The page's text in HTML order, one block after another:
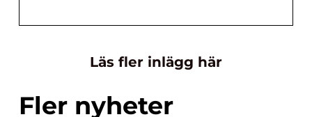
Läs fler inlägg här
Fler nyheter